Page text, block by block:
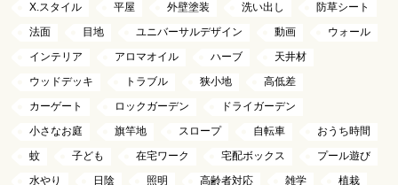
X.スタイル
平屋 外壁塗装 洗い出し
防草シート
法面
目地 ユニバーサルデザイン 動画
ウォール
インテリア
アロマオイル ハーブ
天井材
ウッドデッキ
トラブル 狭小地
高低差
カーゲート
ロックガーデン
ドライガーデン
小さなお庭
旗竿地 スロープ 自転車
おうち時間
蚊
子ども 在宅ワーク 宅配ボックス
プール遊び
水やり
日陰 照明 高齢者対応 雑学
植栽